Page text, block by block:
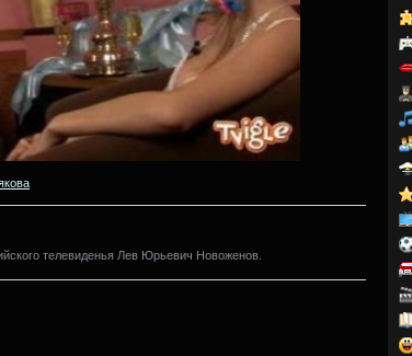
телевиденья Лев Юрьевич Новоженов.